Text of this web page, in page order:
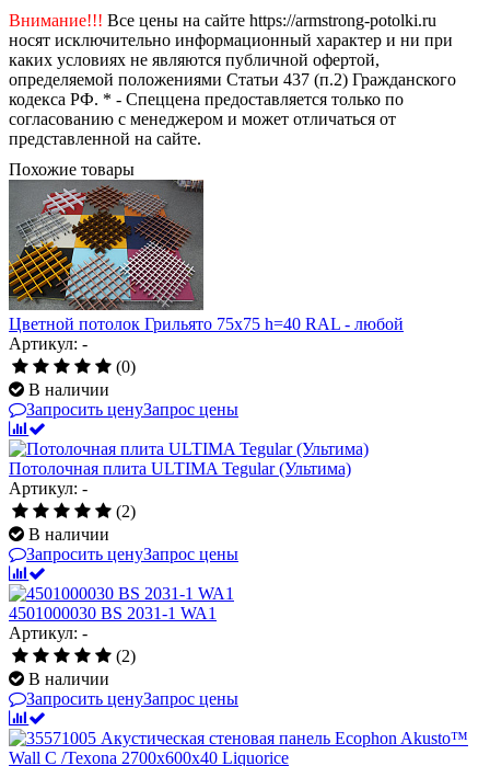
Внимание!!! Все цены на сайте https://armstrong-potolki.ru
носят исключительно информационный характер и ни при
каких условиях не являются публичной офертой,
определяемой положениями Статьи 437 (п.2) Гражданского
кодекса РФ. * - Спеццена предоставляется только по
согласованию с менеджером и может отличаться от
представленной на сайте.
Похожие товары
Цветной потолок Грильято 75x75 h=40 RAL - любой
Артикул: -
(0)
В наличии
Запросить ценуЗапрос цены
Потолочная плита ULTIMA Tegular (Ультима)
Артикул: -
(2)
В наличии
Запросить ценуЗапрос цены
4501000030 BS 2031-1 WA1
Артикул: -
(2)
В наличии
Запросить ценуЗапрос цены